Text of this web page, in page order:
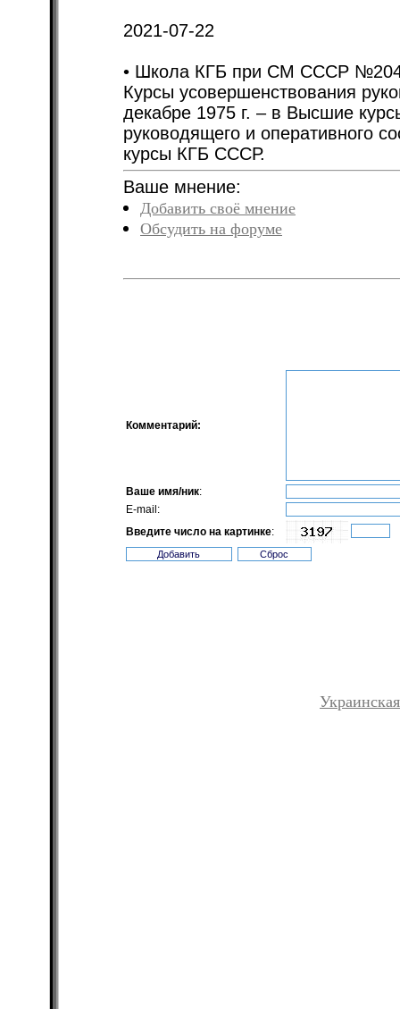
2021-07-22
• Школа КГБ при СМ СССР №204
Курсы усовершенствования
декабре 1975 г. – в Высшие
руководящего и оперативного
курсы КГБ СССР.
Ваше мнение:
Добавить своё мнение
Обсудить на форуме
Комментарий:
Ваше имя/ник:
E-mail:
Введите число на картинке: